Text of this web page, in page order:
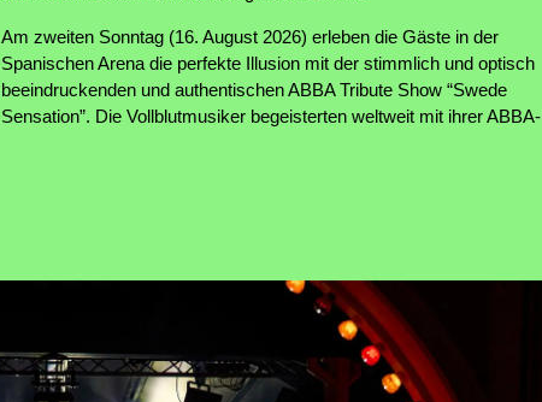
Am zweiten Sonntag (16. August 2026) erleben die Gäste in der
Spanischen Arena die perfekte Illusion mit der stimmlich und optisch
beeindruckenden und authentischen ABBA Tribute Show “Swede
Sensation”. Die Vollblutmusiker begeisterten weltweit mit ihrer ABBA-